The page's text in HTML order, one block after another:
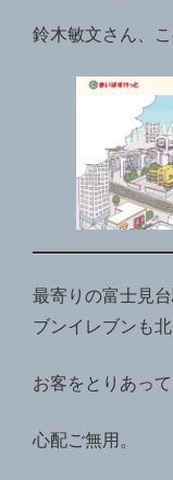
鈴木敏文さん、
最寄りの富士見
ブンイレブンも
お客をとりあって
心配ご無用。